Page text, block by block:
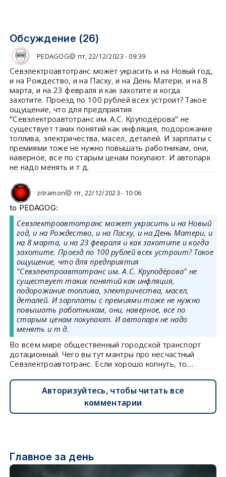
Обсуждение (26)
PEDAGOG пт, 22/12/2023 - 09:39
Севэлектроавтотранс может украсить и на Новый год,
и на Рождество, и на Пасху, и на День Матери, и на 8
марта, и на 23 февраля и как захотите и когда
захотите. Проезд по 100 рублей всех устроит? Такое
ощущение, что для предприятия
"Севэлектроавтотранс им. А.С. Круподёрова" не
существует таких понятий как инфляция, подорожание
топлива, электричества, масел, деталей. И зарплаты с
премиями тоже не нужно повышать работникам, они,
наверное, все по старым ценам покупают. И автопарк
не надо менять и т д.
zitramon пт, 22/12/2023 - 10:06
to PEDAGOG:
Севэлектроавтотранс может украсить и на Новый
год, и на Рождество, и на Пасху, и на День Матери, и
на 8 марта, и на 23 февраля и как захотите и когда
захотите. Проезд по 100 рублей всех устроит? Такое
ощущение, что для предприятия
"Севэлектроавтотранс им. А.С. Круподёрова" не
существует таких понятий как инфляция,
подорожание топлива, электричества, масел,
деталей. И зарплаты с премиями тоже не нужно
повышать работникам, они, наверное, все по
старым ценам покупают. И автопарк не надо
менять и т д.
Во всём мире общественный городской транспорт
дотационный. Чего вы тут мантры про несчастный
Севэлектроавтотранс. Если хорошо копнуть, то....
Авторизуйтесь, чтобы читать все
комментарии
Главное за день